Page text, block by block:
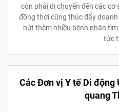
còn phải di chuyển đến các cơ
đồng thời cũng thúc đẩy
hút thêm nhiều bệnh nhân
tức
Các Đơn vị Y tế Di động
quang